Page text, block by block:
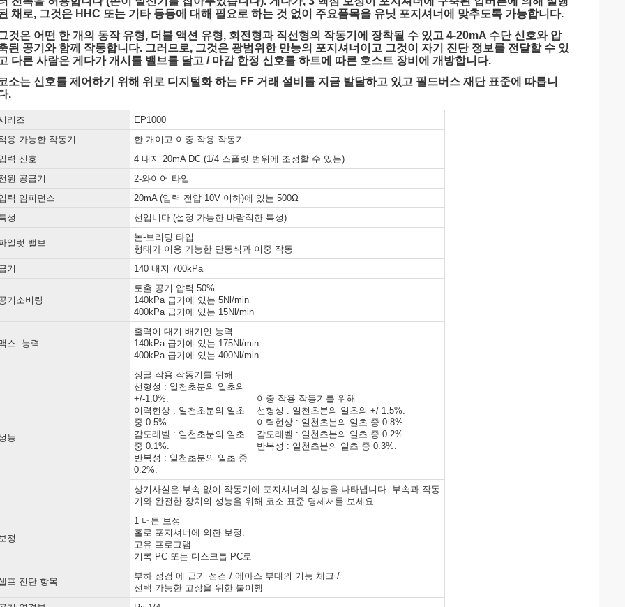
채로, 그것은 HHC 또는 기타 등등에 대해 필요로 하는 것 없이 주요품목을 유닛 포지셔너에 맞추도록 가능합니다.
것은 어떤 한 개의 동작 유형, 더블 액션 유형, 회전형과 직선형의 작동기에 장착될 수 있고 4-20mA 수단 신호와 압
된 공기와 함께 작동합니다. 그러므로, 그것은 광범위한 만능의 포지셔너이고 그것이 자기 진단 정보를 전달할 수 있
다른 사람은 게다가 개시를 밸브를 달고 / 마감 한정 신호를 하트에 따른 호스트 장비에 개방합니다.
소는 신호를 제어하기 위해 위로 디지털화 하는 FF 거래 설비를 지금 발달하고 있고 필드버스 재단 표준에 따릅니
.
리즈
EP1000
용 가능한 작동기
한 개이고 이중 작용 작동기
력 신호
4 내지 20mA DC (1/4 스플릿 범위에 조정할 수 있는)
원 공급기
2-와이어 타입
력 임피던스
20mA (입력 전압 10V 이하)에 있는 500Ω
성
선입니다 (설정 가능한 바람직한 특성)
일럿 밸브
논-브리딩 타입
형태가 이용 가능한 단동식과 이중 작동
기
140 내지 700kPa
기소비량
토출 공기 압력 50%
140kPa 급기에 있는 5Nl/min
400kPa 급기에 있는 15Nl/min
스. 능력
출력이 대기 배기인 능력
140kPa 급기에 있는 175Nl/min
400kPa 급기에 있는 400Nl/min
능
싱글 작용 작동기를 위해
선형성 : 일천초분의 일초의
+/-1.0%.
이력현상 : 일천초분의 일초
중 0.5%.
감도레벨 : 일천초분의 일초
중 0.1%.
반복성 : 일천초분의 일초 중
0.2%.
이중 작용 작동기를 위해
선형성 : 일천초분의 일초의 +/-1.5%.
이력현상 : 일천초분의 일초 중 0.8%.
감도레벨 : 일천초분의 일초 중 0.2%.
반복성 : 일천초분의 일초 중 0.3%.
상기사실은 부속 없이 작동기에 포지셔너의 성능을 나타냅니다. 부속과 작동
기와 완전한 장치의 성능을 위해 코소 표준 명세서를 보세요.
정
1 버튼 보정
홀로 포지셔너에 의한 보정.
고유 프로그램
기록 PC 또는 디스크톱 PC로
프 진단 항목
부하 점검 에 급기 점검 / 에아스 부대의 기능 체크 /
선택 가능한 고장을 위한 불이행